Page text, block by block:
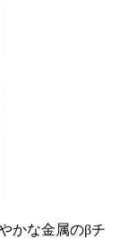
かな金属のβチ